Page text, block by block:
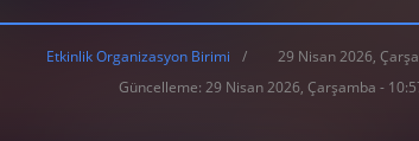
Etkinlik Organizasyon Birimi
29 Nisan 2026,
Güncelleme: 29 Nisan 2026, Çarşamba -